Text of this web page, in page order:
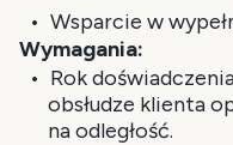
Wsparcie w
Wymagania:
Rok
obsłudze klienta
na odległość.